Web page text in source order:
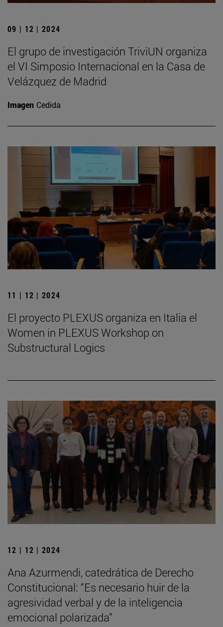
09 | 12 | 2024
El grupo de investigación TriviUN organiza
el VI Simposio Internacional en la Casa de
Velázquez de Madrid
Imagen Cedida
11 | 12 | 2024
El proyecto PLEXUS organiza en Italia el
Women in PLEXUS Workshop on
Substructural Logics
12 | 12 | 2024
Ana Azurmendi, catedrática de Derecho
Constitucional: “Es necesario huir de la
agresividad verbal y de la inteligencia
emocional polarizada”